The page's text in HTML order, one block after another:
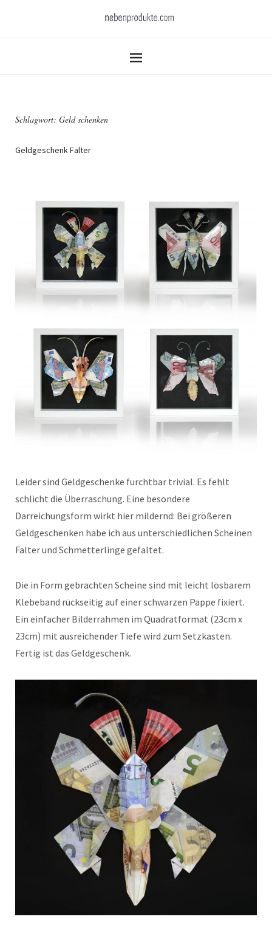
Schlagwort: Geld schenken
Geldgeschenk Falter
Leider sind Geldgeschenke furchtbar trivial. Es fehlt
schlicht die Überraschung. Eine besondere
Darreichungsform wirkt hier mildernd: Bei größeren
Geldgeschenken habe ich aus unterschiedlichen Scheinen
Falter und Schmetterlinge gefaltet.
Die in Form gebrachten Scheine sind mit leicht lösbarem
Klebeband rückseitig auf einer schwarzen Pappe fixiert.
Ein einfacher Bilderrahmen im Quadratformat (23cm x
23cm) mit ausreichender Tiefe wird zum Setzkasten.
Fertig ist das Geldgeschenk.